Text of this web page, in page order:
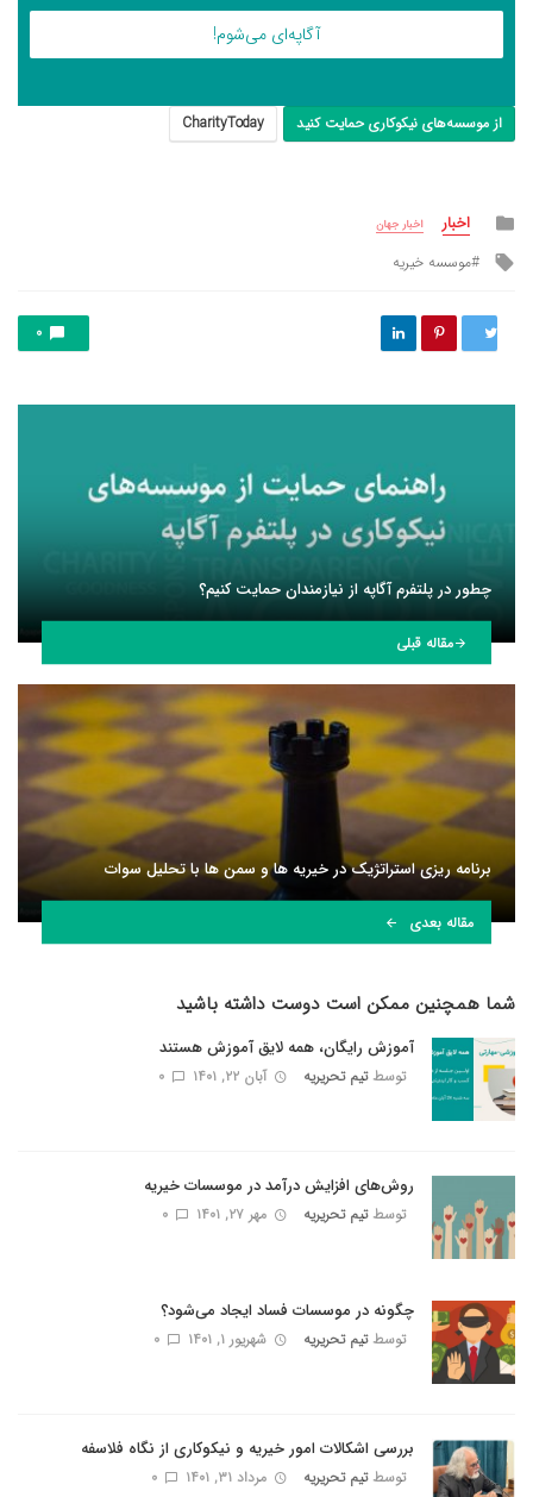
آگاپه‌ای می‌شوم!
از موسسه‌های نیکوکاری حمایت کنید CharityToday
Posted
اخبار اخبار جهان
Tagged
with
موسسه خیریه
توییت 0
چطور در پلتفرم آگاپه از نیازمندان حمایت کنیم؟
مقاله قبلی
برنامه ریزی استراتژیک در خیریه ها و سمن ها با تحلیل سوات
مقاله بعدی
شما همچنین ممکن است دوست داشته باشید
آموزش رایگان، همه لایق آموزش هستند
توسطتیم تحریریه آبان ۲۲, ۱۴۰۱ 0
روش‌های افزایش درآمد در موسسات خیریه
توسطتیم تحریریه مهر ۲۷, ۱۴۰۱ 0
چگونه در موسسات فساد ایجاد می‌شود؟
توسطتیم تحریریه شهریور ۱, ۱۴۰۱ 0
بررسی اشکالات امور خیریه و نیکوکاری از نگاه فلاسفه
توسطتیم تحریریه مرداد ۳۱, ۱۴۰۱ 0